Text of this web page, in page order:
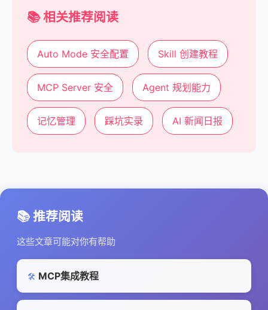
📚 相关推荐阅读
Auto Mode 安全配置 Skill 创建教程
MCP Server 安全 Agent 规划能力
记忆管理 踩坑实录 AI 新闻日报
📚 推荐阅读
这些文章可能对你有帮助
🛠️ MCP集成教程